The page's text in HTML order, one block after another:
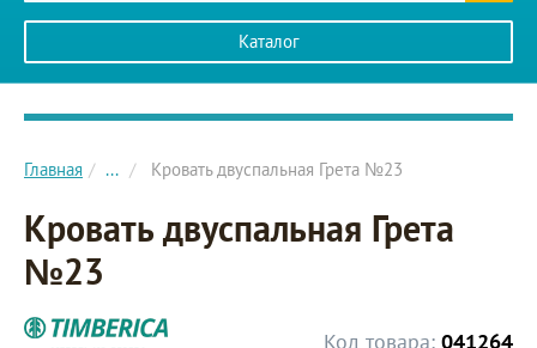
Каталог
Главное меню сайта
Главная ... Кровать двуспальная Грета №23
Кровать двуспальная Грета
№23
Код товара: 041264